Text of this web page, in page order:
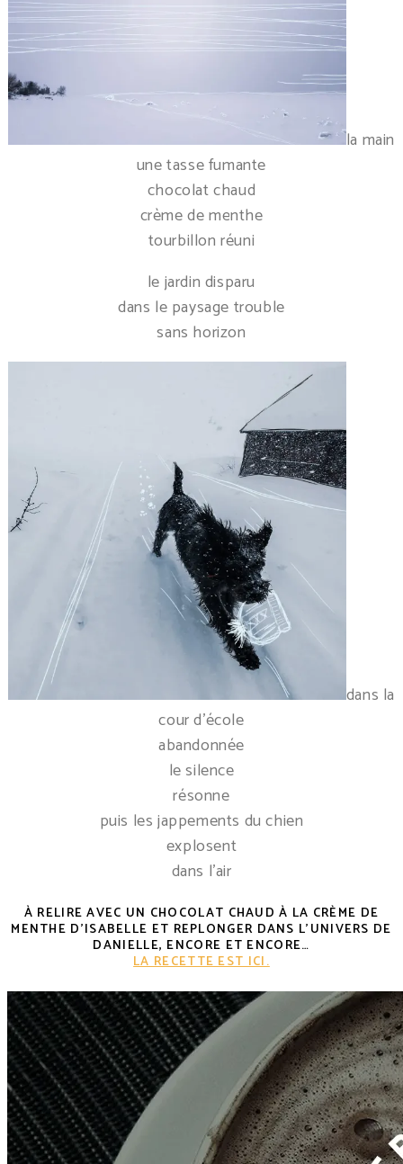
la main
une tasse fumante
chocolat chaud
crème de menthe
tourbillon réuni
le jardin disparu
dans le paysage trouble
sans horizon
dans la
cour d’école
abandonnée
le silence
résonne
puis les jappements du chien
explosent
dans l’air
À RELIRE AVEC UN CHOCOLAT CHAUD À LA CRÈME DE
MENTHE D’ISABELLE ET REPLONGER DANS L’UNIVERS DE
DANIELLE, ENCORE ET ENCORE…
LA RECETTE EST ICI.